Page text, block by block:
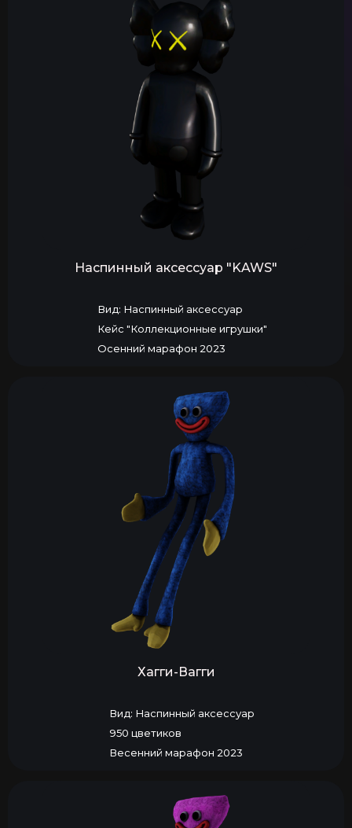
Наспинный аксессуар "KAWS"
Вид: Наспинный аксессуар
Кейс "Коллекционные игрушки"
Осенний марафон 2023
Хагги-Вагги
Вид: Наспинный аксессуар
950 цветиков
Весенний марафон 2023